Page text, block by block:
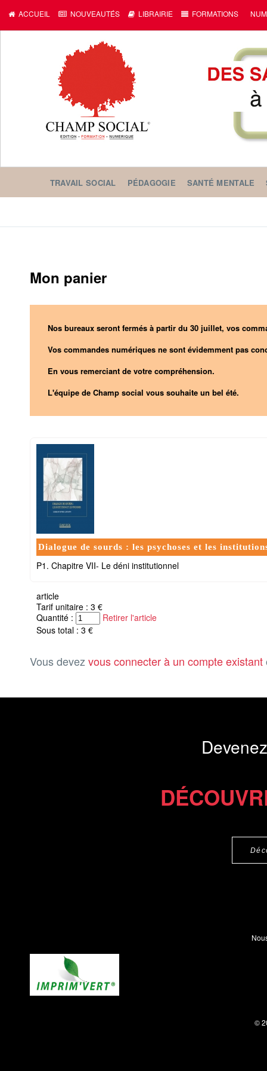
ACCUEIL NOUVEAUTÉS LIBRAIRIE FORMATIONS
TRAVAIL SOCIAL PÉDAGOGIE SANTÉ MENTALE
Mon panier
Nos bureaux seront fermés à partir du 30 juillet, vos
Vos commandes numériques ne sont évidemment pas
En vous remerciant de votre compréhension.
L'équipe de Champ social vous souhaite un bel été.
Dialogue de sourds : les psychoses et les
P1. Chapitre VII- Le déni institutionnel
article
Tarif unitaire : 3 €
Quantité :
Retirer l'article
Sous total : 3 €
Vous devez vous connecter à un compte existant
©